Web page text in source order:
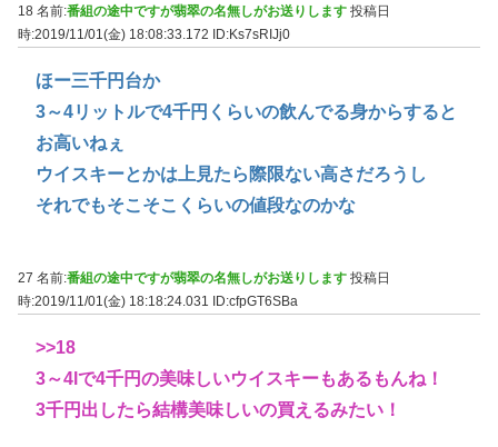
18 名前:番組の途中ですが翡翠の名無しがお送りします 投稿日
時:2019/11/01(金) 18:08:33.172 ID:Ks7sRIJj0
ほー三千円台か
3～4リットルで4千円くらいの飲んでる身からすると
お高いねぇ
ウイスキーとかは上見たら際限ない高さだろうし
それでもそこそこくらいの値段なのかな
27 名前:番組の途中ですが翡翠の名無しがお送りします 投稿日
時:2019/11/01(金) 18:18:24.031
ID:cfpGT6SBa
>>18
3～4lで4千円の美味しいウイスキーもあるもんね！
3千円出したら結構美味しいの買えるみたい！